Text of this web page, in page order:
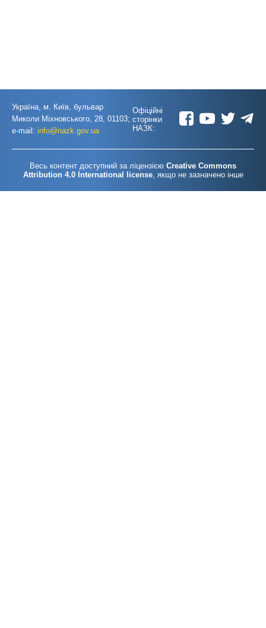
Україна, м. Київ, бульвар
Миколи Міхновського, 28, 01103;
e-mail: info@nazk.gov.ua
Офіційні
сторінки
НАЗК:
Весь контент доступний за ліцензією Creative Commons
Attribution 4.0 International license, якщо не зазначено інше